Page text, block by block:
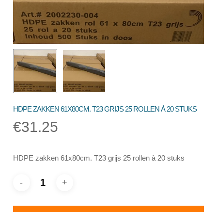
HDPE ZAKKEN 61X80CM. T23 GRIJS 25 ROLLEN À 20 STUKS
€31.25
HDPE zakken 61x80cm. T23 grijs 25 rollen à 20 stuks